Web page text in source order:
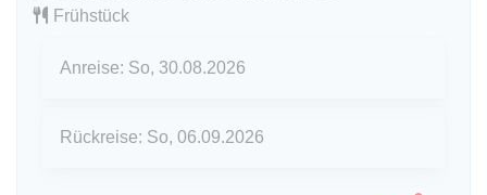
Frühstück
Anreise: So, 30.08.2026
Rückreise: So, 06.09.2026